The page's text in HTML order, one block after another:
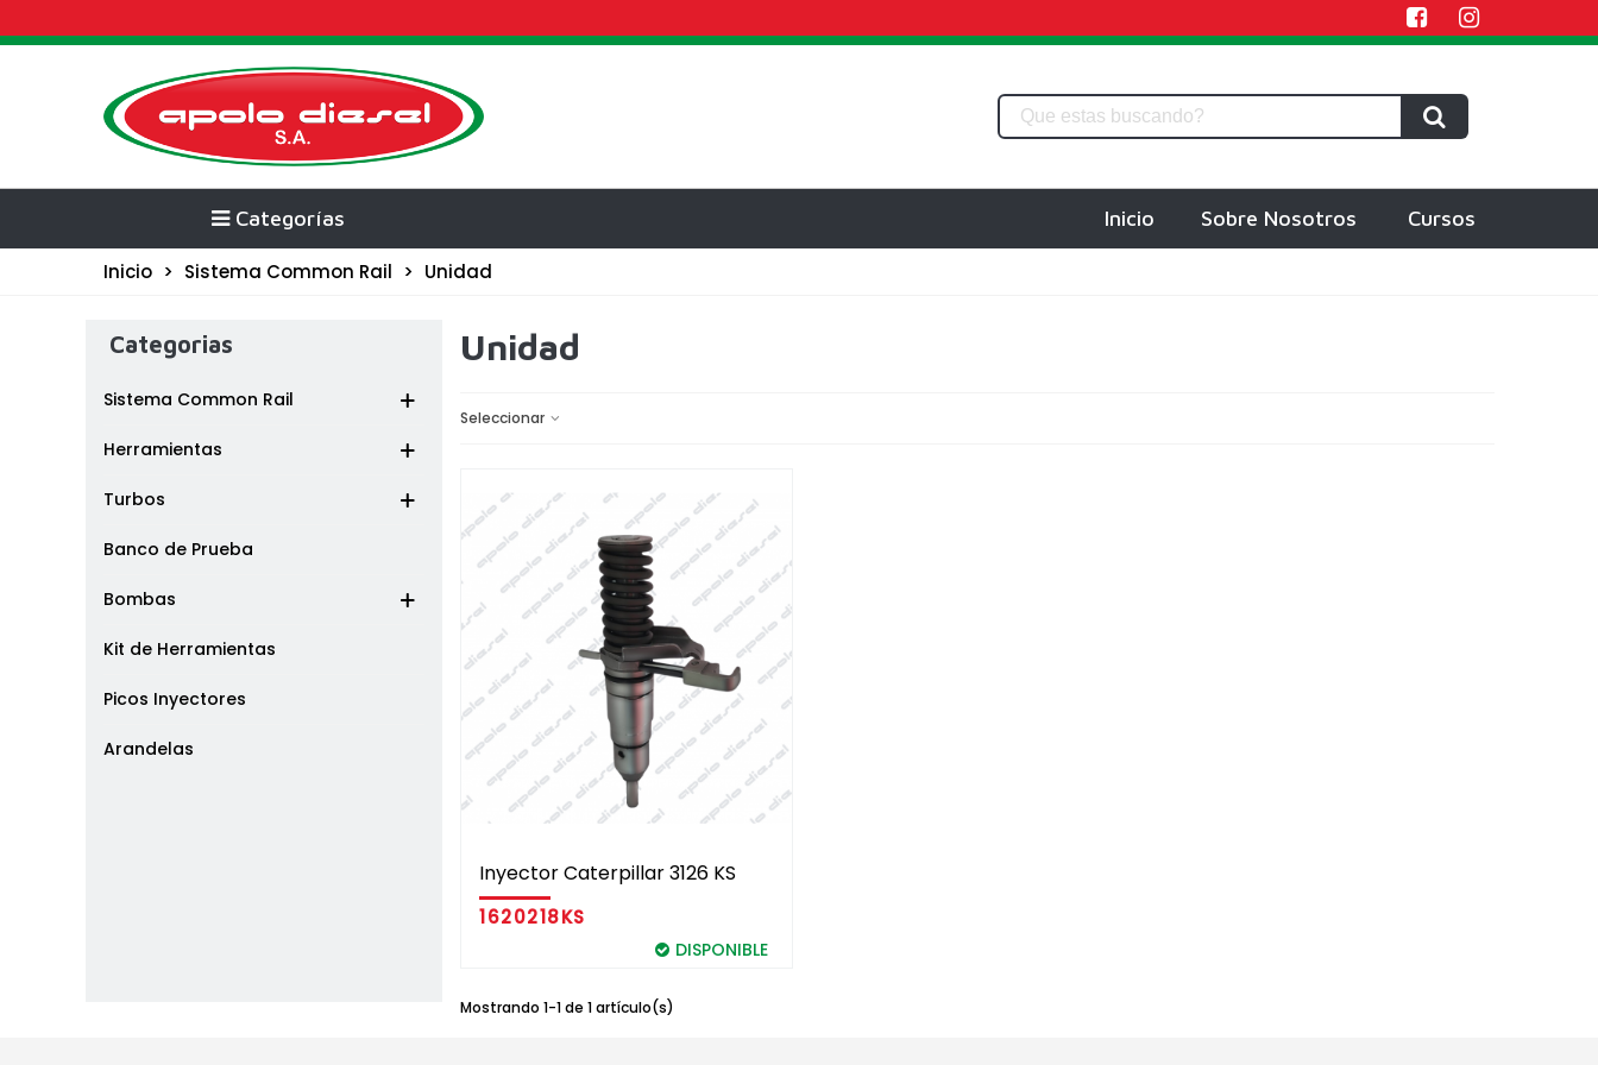
Categorías Inicio Sobre Nosotros Cursos
Inicio > Sistema Common Rail > Unidad
Categorias
Sistema Common Rail
Herramientas
Turbos
Banco de Prueba
Bombas
Kit de Herramientas
Picos Inyectores
Arandelas
Unidad
Seleccionar
Inyector Caterpillar 3126 KS
1620218KS
DISPONIBLE
Mostrando 1-1 de 1 artículo(s)